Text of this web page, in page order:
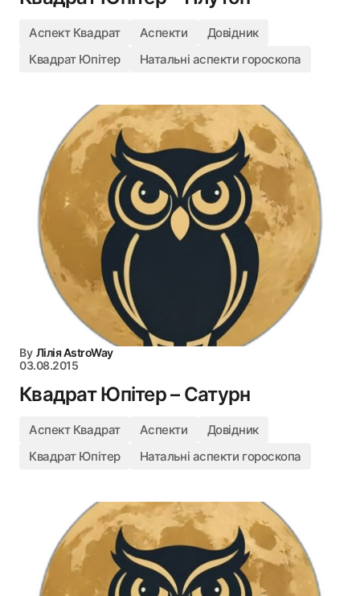
Аспект Квадрат Аспекти
Довідник
Квадрат Юпітер
Натальні аспекти гороскопа
By Лілія AstroWay
03.08.2015
Квадрат Юпітер – Сатурн
Аспект Квадрат Аспекти
Довідник
Квадрат Юпітер
Натальні аспекти гороскопа